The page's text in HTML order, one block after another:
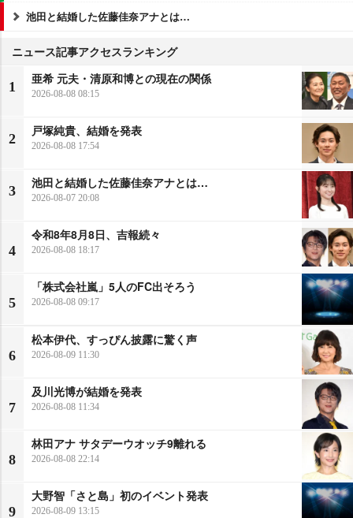
池田と結婚した佐藤佳奈アナとは…
ニュース記事アクセスランキング
1
亜希 元夫・清原和博との現在の関係
2026-08-08 08:15
2
戸塚純貴、結婚を発表
2026-08-08 17:54
3
池田と結婚した佐藤佳奈アナとは…
2026-08-07 20:08
4
令和8年8月8日、吉報続々
2026-08-08 18:17
5
「株式会社嵐」5人のFC出そろう
2026-08-08 09:17
6
松本伊代、すっぴん披露に驚く声
2026-08-09 11:30
7
及川光博が結婚を発表
2026-08-08 11:34
8
林田アナ サタデーウオッチ9離れる
2026-08-08 22:14
9
大野智「さと島」初のイベント発表
2026-08-09 13:15